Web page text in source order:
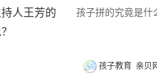
孩子拼的究竟是什
孩子教育 亲贝